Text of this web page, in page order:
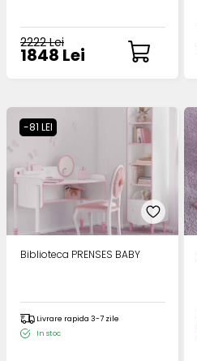
2222 Lei
1848 Lei
-81 LEI
Biblioteca PRENSES BABY
Livrare rapida 3-7 zile
In stoc